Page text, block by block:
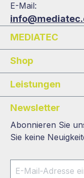
E-Mail:
MEDIATEC
Shop
Leistungen
Newsletter
Abonnieren Sie
Sie keine